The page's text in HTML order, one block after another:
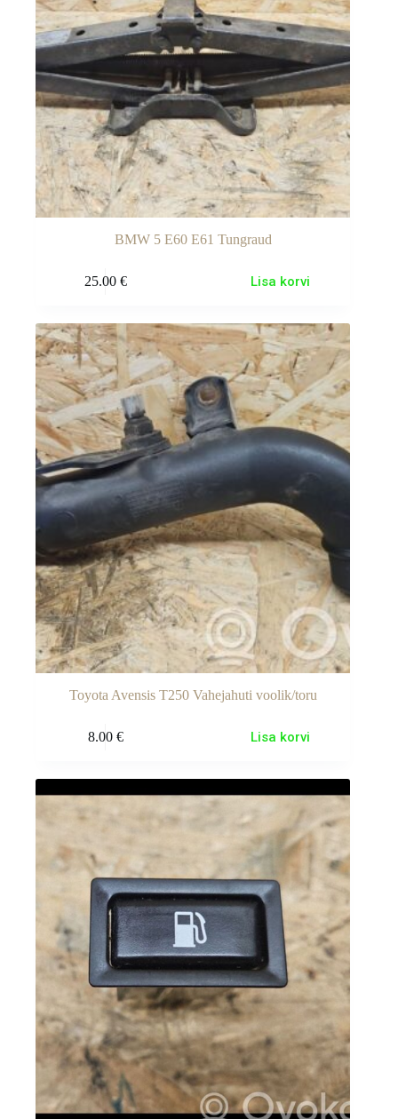
BMW 5 E60 E61 Tungraud
25.00 € Lisa korvi
Toyota Avensis T250 Vahejahuti voolik/toru
8.00 € Lisa korvi